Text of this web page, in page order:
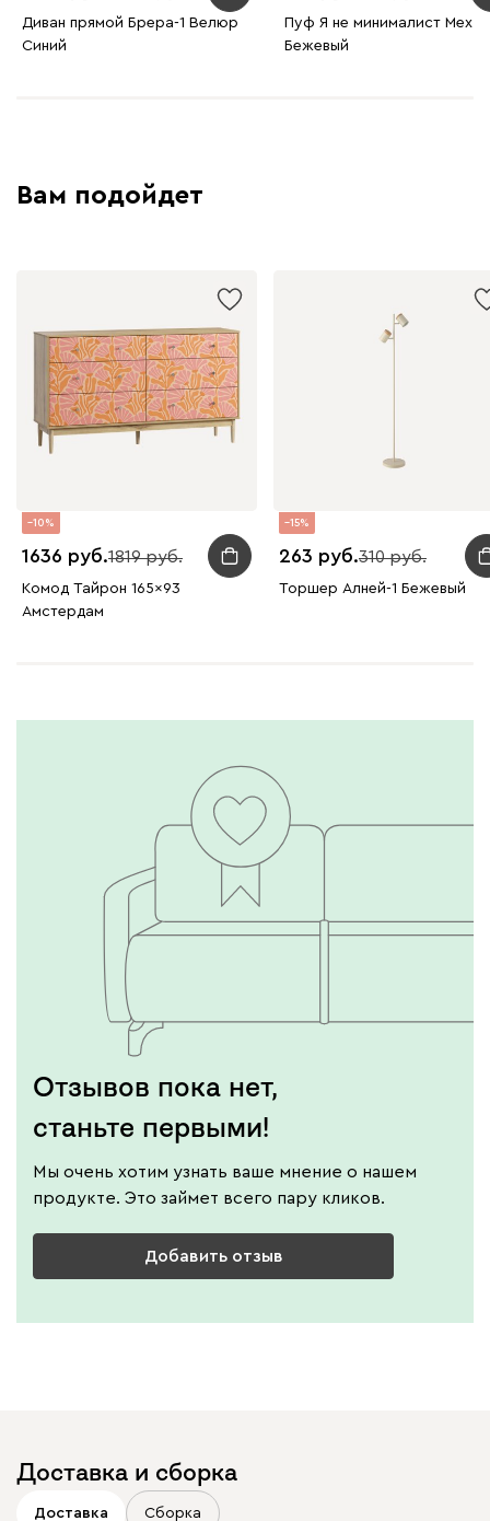
Диван прямой Брера-1 Велюр
Синий
Пуф Я не минималист Мех
Бежевый
Вам подойдет
10
1636 1819
Комод Тайрон 165x93
Амстердам ​
15
263 310
Торшер Алней-1 Бежевый
Отзывов пока нет,
станьте первыми!
Мы очень хотим узнать ваше мнение о нашем
продукте. Это займет всего пару кликов.
Добавить отзыв
Доставка и сборка
Доставка Сборка